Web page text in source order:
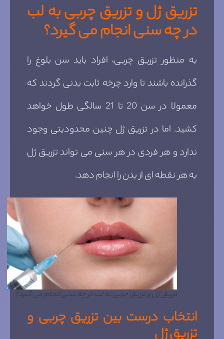
تزریق ژل و تزریق چربی به لب
در چه سنی انجام می گیرد؟
به منظور تزریق چربی، افراد باید سن بلوغ را
گذرانده باشند تا وارد چرخه ثابت بدنی گردند که
معمولا در سن 20 تا 21 سالگی طول خواهد
کشید. اما در تزریق ژل چنین محدودیتی وجود
ندارد و هر فردی در هر سنی می تواند تزریق ژل
به هر نقطه ای از بدن را انجام دهد.
تزریق ژل و تزریق چربی به لب در چه سنی انجام می گیرد؟
انتخاب درست بین تزریق چربی و